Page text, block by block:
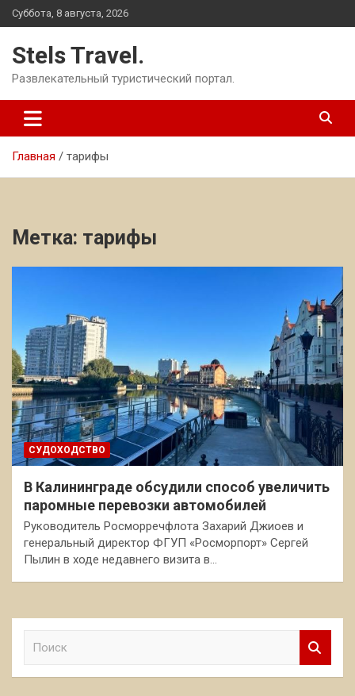
Перейти
к
Суббота, 8 августа, 2026
Stels Travel.
Развлекательный туристический портал.
Главная тарифы
Метка: тарифы
СУДОХОДСТВО
В Калининграде обсудили способ увеличить
паромные перевозки автомобилей
Руководитель Росморречфлота Захарий Джиоев и
генеральный директор ФГУП «Росморпорт» Сергей
Пылин в ходе недавнего визита в…